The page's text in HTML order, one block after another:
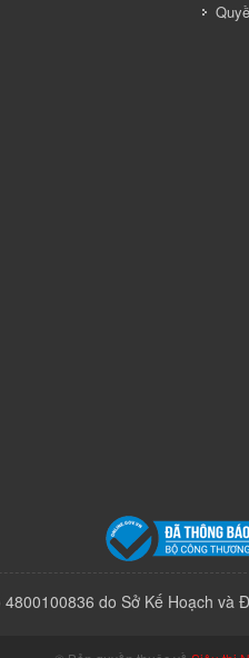
do Sở Kế Hoạch và